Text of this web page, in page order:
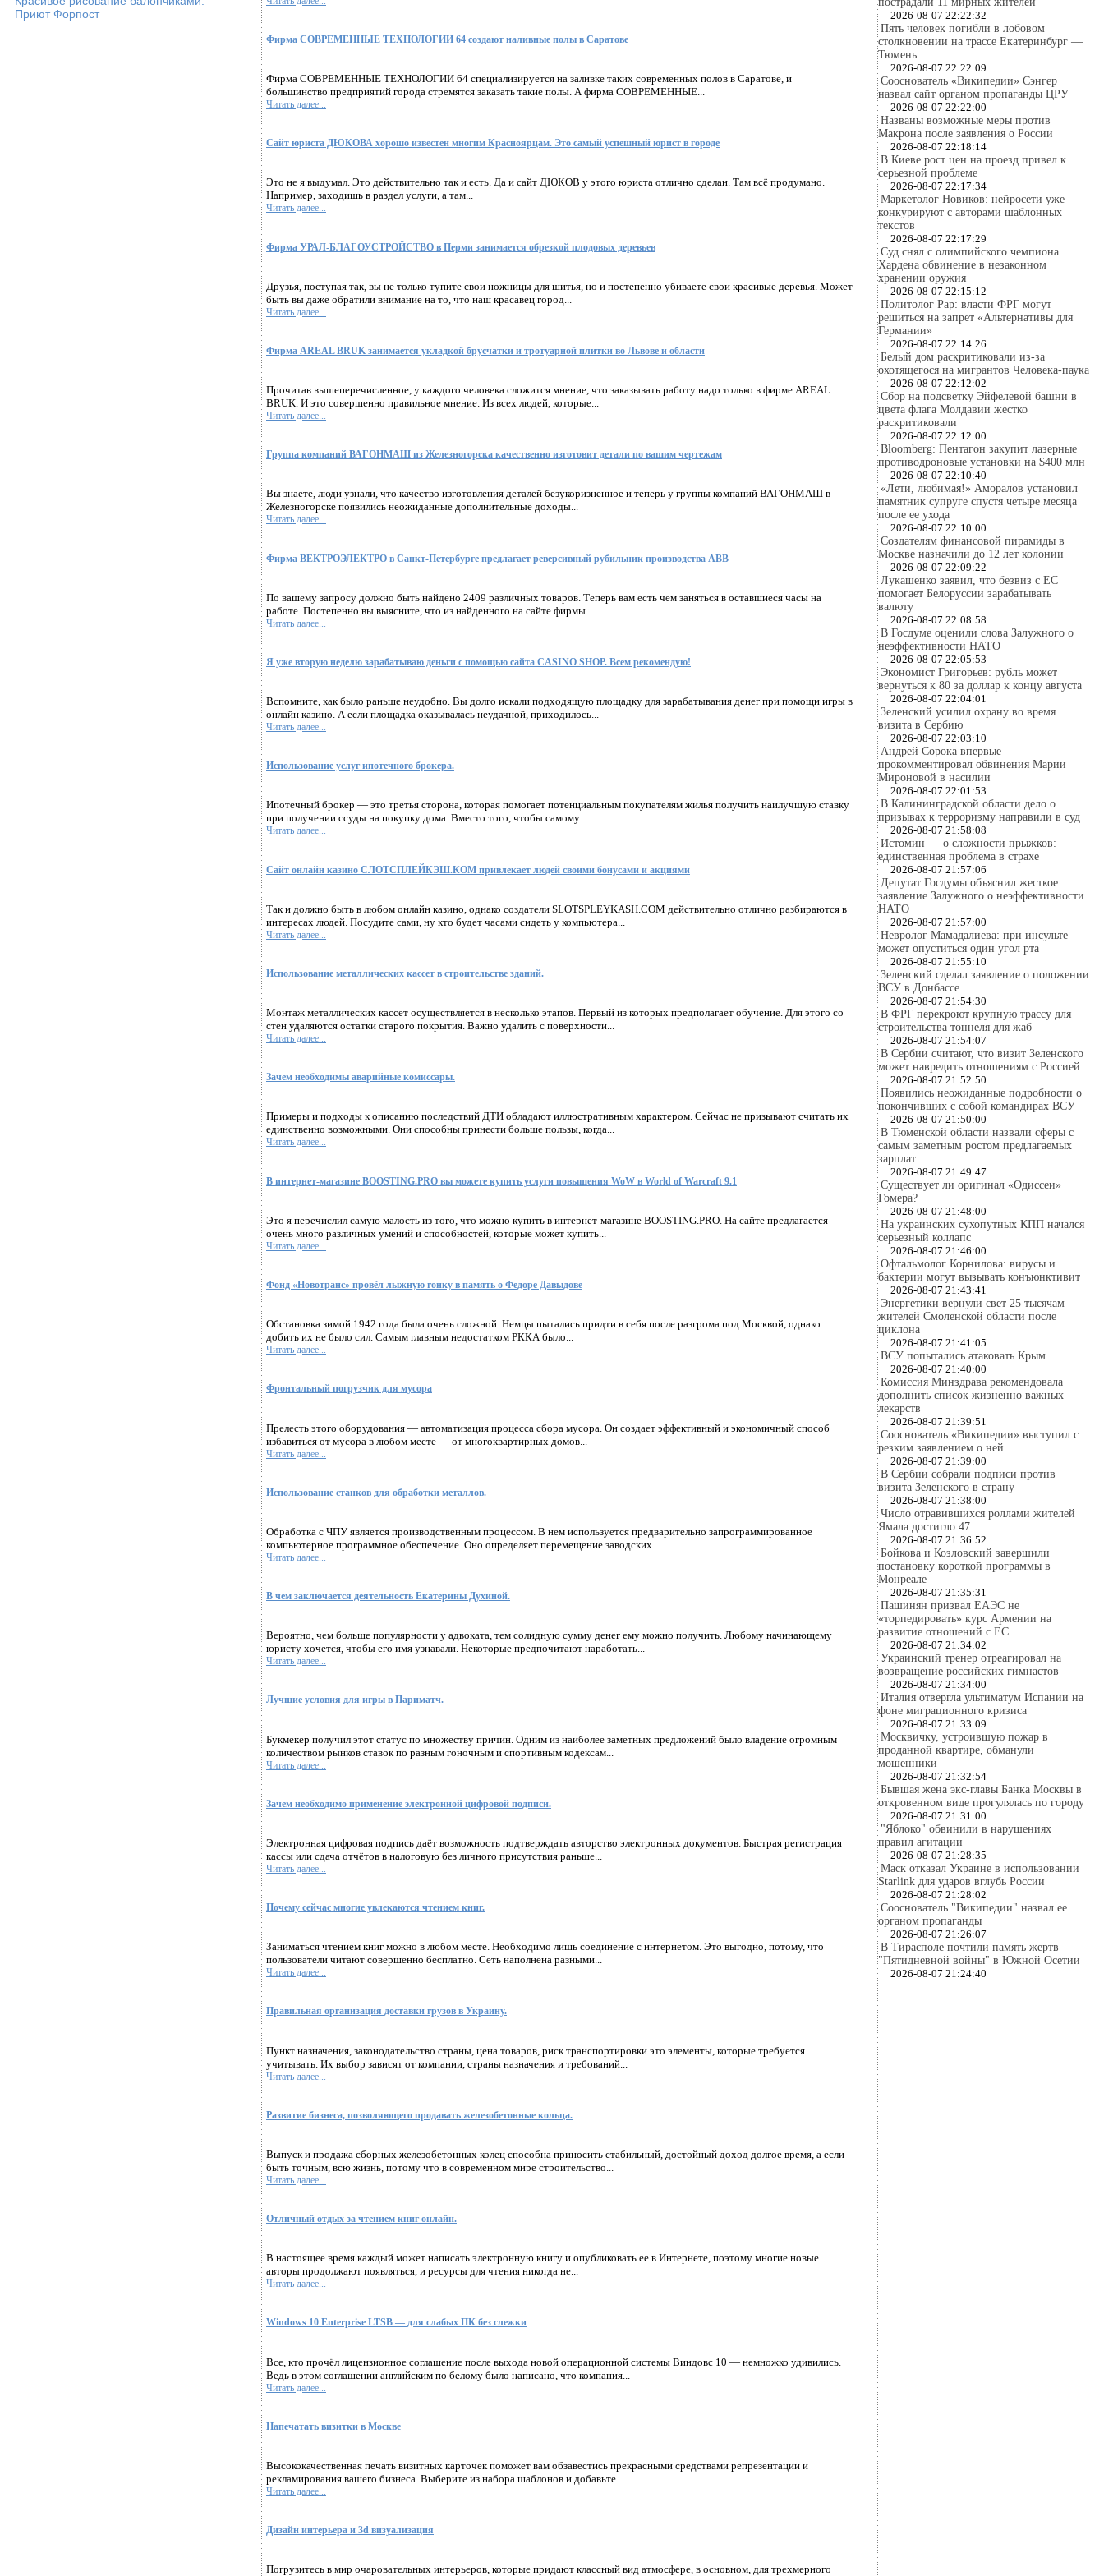
Приют Форпост
Фирма СОВРЕМЕННЫЕ ТЕХНОЛОГИИ 64 создают наливные полы в Саратове
Фирма СОВРЕМЕННЫЕ ТЕХНОЛОГИИ 64 специализируется на заливке таких современных полов в Саратове, и
большинство предприятий города стремятся заказать такие полы. А фирма СОВРЕМЕННЫЕ...
Читать далее...
Сайт юриста ДЮКОВА хорошо известен многим Красноярцам. Это самый успешный юрист в городе
Это не я выдумал. Это действительно так и есть. Да и сайт ДЮКОВ у этого юриста отлично сделан. Там всё продумано.
Например, заходишь в раздел услуги, а там...
Читать далее...
Фирма УРАЛ-БЛАГОУСТРОЙСТВО в Перми занимается обрезкой плодовых деревьев
Друзья, поступая так, вы не только тупите свои ножницы для шитья, но и постепенно убиваете свои красивые деревья. Может
быть вы даже обратили внимание на то, что наш красавец город...
Читать далее...
Фирма AREAL BRUK занимается укладкой брусчатки и тротуарной плитки во Львове и области
Прочитав вышеперечисленное, у каждого человека сложится мнение, что заказывать работу надо только в фирме AREAL
BRUK. И это совершенно правильное мнение. Из всех людей, которые...
Читать далее...
Группа компаний ВАГОНМАШ из Железногорска качественно изготовит детали по вашим чертежам
Вы знаете, люди узнали, что качество изготовления деталей безукоризненное и теперь у группы компаний ВАГОНМАШ в
Железногорске появились неожиданные дополнительные доходы...
Читать далее...
Фирма ВЕКТРОЭЛЕКТРО в Санкт-Петербурге предлагает реверсивный рубильник производства ABB
По вашему запросу должно быть найдено 2409 различных товаров. Теперь вам есть чем заняться в оставшиеся часы на
работе. Постепенно вы выясните, что из найденного на сайте фирмы...
Читать далее...
Я уже вторую неделю зарабатываю деньги с помощью сайта CASINO SHOP. Всем рекомендую!
Вспомните, как было раньше неудобно. Вы долго искали подходящую площадку для зарабатывания денег при помощи игры в
онлайн казино. А если площадка оказывалась неудачной, приходилось...
Читать далее...
Использование услуг ипотечного брокера.
Ипотечный брокер — это третья сторона, которая помогает потенциальным покупателям жилья получить наилучшую ставку
при получении ссуды на покупку дома. Вместо того, чтобы самому...
Читать далее...
Сайт онлайн казино СЛОТСПЛЕЙКЭШ.КОМ привлекает людей своими бонусами и акциями
Так и должно быть в любом онлайн казино, однако создатели SLOTSPLEYKASH.COM действительно отлично разбираются в
интересах людей. Посудите сами, ну кто будет часами сидеть у компьютера...
Читать далее...
Использование металлических кассет в строительстве зданий.
Монтаж металлических кассет осуществляется в несколько этапов. Первый из которых предполагает обучение. Для этого со
стен удаляются остатки старого покрытия. Важно удалить с поверхности...
Читать далее...
Зачем необходимы аварийные комиссары.
Примеры и подходы к описанию последствий ДТИ обладают иллюстративным характером. Сейчас не призывают считать их
единственно возможными. Они способны принести больше пользы, когда...
Читать далее...
В интернет-магазине BOOSTING.PRO вы можете купить услуги повышения WoW в World of Warcraft 9.1
Это я перечислил самую малость из того, что можно купить в интернет-магазине BOOSTING.PRO. На сайте предлагается
очень много различных умений и способностей, которые может купить...
Читать далее...
Фонд «Новотранс» провёл лыжную гонку в память о Федоре Давыдове
Обстановка зимой 1942 года была очень сложной. Немцы пытались придти в себя после разгрома под Москвой, однако
добить их не было сил. Самым главным недостатком РККА было...
Читать далее...
Фронтальный погрузчик для мусора
Прелесть этого оборудования — автоматизация процесса сбора мусора. Он создает эффективный и экономичный способ
избавиться от мусора в любом месте — от многоквартирных домов...
Читать далее...
Использование станков для обработки металлов.
Обработка с ЧПУ является производственным процессом. В нем используется предварительно запрограммированное
компьютерное программное обеспечение. Оно определяет перемещение заводских...
Читать далее...
В чем заключается деятельность Екатерины Духиной.
Вероятно, чем больше популярности у адвоката, тем солидную сумму денег ему можно получить. Любому начинающему
юристу хочется, чтобы его имя узнавали. Некоторые предпочитают наработать...
Читать далее...
Лучшие условия для игры в Париматч.
Букмекер получил этот статус по множеству причин. Одним из наиболее заметных предложений было владение огромным
количеством рынков ставок по разным гоночным и спортивным кодексам...
Читать далее...
Зачем необходимо применение электронной цифровой подписи.
Электронная цифровая подпись даёт возможность подтверждать авторство электронных документов. Быстрая регистрация
кассы или сдача отчётов в налоговую без личного присутствия раньше...
Читать далее...
Почему сейчас многие увлекаются чтением книг.
Заниматься чтением книг можно в любом месте. Необходимо лишь соединение с интернетом. Это выгодно, потому, что
пользователи читают совершенно бесплатно. Сеть наполнена разными...
Читать далее...
Правильная организация доставки грузов в Украину.
Пункт назначения, законодательство страны, цена товаров, риск транспортировки это элементы, которые требуется
учитывать. Их выбор зависят от компании, страны назначения и требований...
Читать далее...
Развитие бизнеса, позволяющего продавать железобетонные кольца.
Выпуск и продажа сборных железобетонных колец способна приносить стабильный, достойный доход долгое время, а если
быть точным, всю жизнь, потому что в современном мире строительство...
Читать далее...
Отличный отдых за чтением книг онлайн.
В настоящее время каждый может написать электронную книгу и опубликовать ее в Интернете, поэтому многие новые
авторы продолжают появляться, и ресурсы для чтения никогда не...
Читать далее...
Windows 10 Enterprise LTSB — для слабых ПК без слежки
Все, кто прочёл лицензионное соглашение после выхода новой операционной системы Виндовс 10 — немножко удивились.
Ведь в этом соглашении английским по белому было написано, что компания...
Читать далее...
Напечатать визитки в Москве
Высококачественная печать визитных карточек поможет вам обзавестись прекрасными средствами репрезентации и
рекламирования вашего бизнеса. Выберите из набора шаблонов и добавьте...
Читать далее...
Дизайн интерьера и 3d визуализация
Погрузитесь в мир очаровательных интерьеров, которые придают классный вид атмосфере, в основном, для трехмерного
2026-08-07 22:22:32
Пять человек погибли в лобовом
столкновении на трассе Екатеринбург —
Тюмень
2026-08-07 22:22:09
Сооснователь «Википедии» Сэнгер
назвал сайт органом пропаганды ЦРУ
2026-08-07 22:22:00
Названы возможные меры против
Макрона после заявления о России
2026-08-07 22:18:14
В Киеве рост цен на проезд привел к
серьезной проблеме
2026-08-07 22:17:34
Маркетолог Новиков: нейросети уже
конкурируют с авторами шаблонных
текстов
2026-08-07 22:17:29
Суд снял с олимпийского чемпиона
Хардена обвинение в незаконном
хранении оружия
2026-08-07 22:15:12
Политолог Рар: власти ФРГ могут
решиться на запрет «Альтернативы для
Германии»
2026-08-07 22:14:26
Белый дом раскритиковали из-за
охотящегося на мигрантов Человека-паука
2026-08-07 22:12:02
Сбор на подсветку Эйфелевой башни в
цвета флага Молдавии жестко
раскритиковали
2026-08-07 22:12:00
Bloomberg: Пентагон закупит лазерные
противодроновые установки на $400 млн
2026-08-07 22:10:40
«Лети, любимая!» Аморалов установил
памятник супруге спустя четыре месяца
после ее ухода
2026-08-07 22:10:00
Создателям финансовой пирамиды в
Москве назначили до 12 лет колонии
2026-08-07 22:09:22
Лукашенко заявил, что безвиз с ЕС
помогает Белоруссии зарабатывать
валюту
2026-08-07 22:08:58
В Госдуме оценили слова Залужного о
неэффективности НАТО
2026-08-07 22:05:53
Экономист Григорьев: рубль может
вернуться к 80 за доллар к концу августа
2026-08-07 22:04:01
Зеленский усилил охрану во время
визита в Сербию
2026-08-07 22:03:10
Андрей Сорока впервые
прокомментировал обвинения Марии
Мироновой в насилии
2026-08-07 22:01:53
В Калининградской области дело о
призывах к терроризму направили в суд
2026-08-07 21:58:08
Истомин — о сложности прыжков:
единственная проблема в страхе
2026-08-07 21:57:06
Депутат Госдумы объяснил жесткое
заявление Залужного о неэффективности
НАТО
2026-08-07 21:57:00
Невролог Мамадалиева: при инсульте
может опуститься один угол рта
2026-08-07 21:55:10
Зеленский сделал заявление о положении
ВСУ в Донбассе
2026-08-07 21:54:30
В ФРГ перекроют крупную трассу для
строительства тоннеля для жаб
2026-08-07 21:54:07
В Сербии считают, что визит Зеленского
может навредить отношениям с Россией
2026-08-07 21:52:50
Появились неожиданные подробности о
покончивших с собой командирах ВСУ
2026-08-07 21:50:00
В Тюменской области назвали сферы с
самым заметным ростом предлагаемых
зарплат
2026-08-07 21:49:47
Существует ли оригинал «Одиссеи»
Гомера?
2026-08-07 21:48:00
На украинских сухопутных КПП начался
серьезный коллапс
2026-08-07 21:46:00
Офтальмолог Корнилова: вирусы и
бактерии могут вызывать конъюнктивит
2026-08-07 21:43:41
Энергетики вернули свет 25 тысячам
жителей Смоленской области после
циклона
2026-08-07 21:41:05
ВСУ попытались атаковать Крым
2026-08-07 21:40:00
Комиссия Минздрава рекомендовала
дополнить список жизненно важных
лекарств
2026-08-07 21:39:51
Сооснователь «Википедии» выступил с
резким заявлением о ней
2026-08-07 21:39:00
В Сербии собрали подписи против
визита Зеленского в страну
2026-08-07 21:38:00
Число отравившихся роллами жителей
Ямала достигло 47
2026-08-07 21:36:52
Бойкова и Козловский завершили
постановку короткой программы в
Монреале
2026-08-07 21:35:31
Пашинян призвал ЕАЭС не
«торпедировать» курс Армении на
развитие отношений с ЕС
2026-08-07 21:34:02
Украинский тренер отреагировал на
возвращение российских гимнастов
2026-08-07 21:34:00
Италия отвергла ультиматум Испании на
фоне миграционного кризиса
2026-08-07 21:33:09
Москвичку, устроившую пожар в
проданной квартире, обманули
мошенники
2026-08-07 21:32:54
Бывшая жена экс-главы Банка Москвы в
откровенном виде прогулялась по городу
2026-08-07 21:31:00
"Яблоко" обвинили в нарушениях
правил агитации
2026-08-07 21:28:35
Маск отказал Украине в использовании
Starlink для ударов вглубь России
2026-08-07 21:28:02
Сооснователь "Википедии" назвал ее
органом пропаганды
2026-08-07 21:26:07
В Тирасполе почтили память жертв
"Пятидневной войны" в Южной Осетии
2026-08-07 21:24:40